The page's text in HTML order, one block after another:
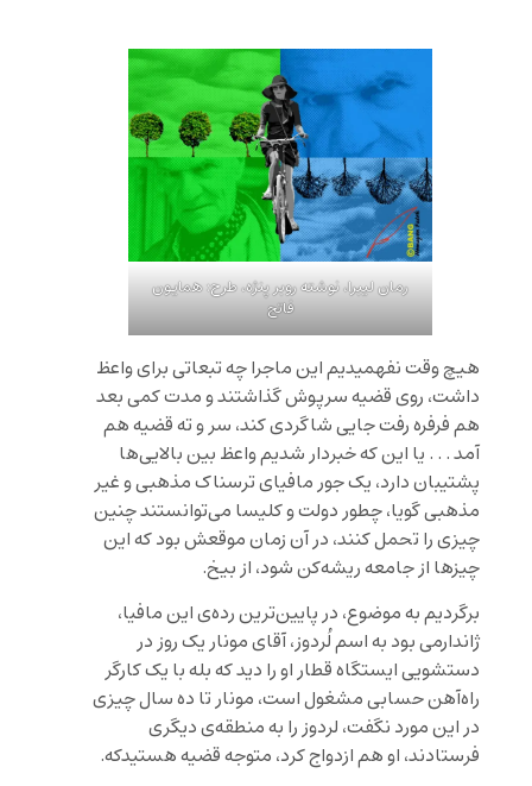
رمان لیبرا، نوشته روبر پنژه، طرح: همایون
فاتح
هیچ وقت نفهمیدیم این ماجرا چه تبعاتی برای واعظ
داشت، روی قضیه سرپوش گذاشتند و مدت کمی بعد
هم فرفره رفت جایی شاگردی کند، سر و ته قضیه هم
آمد . . . یا این که خبردار شدیم واعظ بین بالایی‌ها
پشتیبان دارد، یک جور مافیای ترسناک مذهبی و غیر
مذهبی گویا، چطور دولت و کلیسا می‌توانستند چنین
چیزی را تحمل کنند، در آن زمان موقعش بود که این
چیزها از جامعه ریشه‌کن شود، از بیخ.
برگردیم به موضوع، در پایین‌ترین رده‌ی این مافیا،
ژاندارمی بود به اسم لُردوز، آقای مونار یک روز در
دستشویی ایستگاه قطار او را دید که بله با یک کارگر
راه‌آهن حسابی مشغول است، مونار تا ده سال چیزی
در این مورد نگفت، لردوز را به منطقه‌ی دیگری
فرستادند، او هم ازدواج کرد، متوجه قضیه هستیدکه.